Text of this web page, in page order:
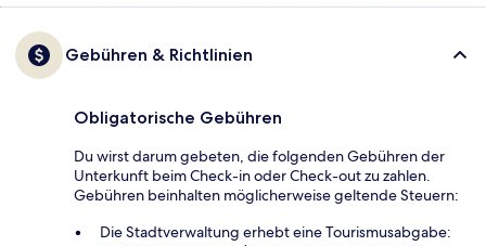
Gebühren & Richtlinien
Obligatorische Gebühren
Du wirst darum gebeten, die folgenden Gebühren der
Unterkunft beim Check-in oder Check-out zu zahlen.
Gebühren beinhalten möglicherweise geltende Steuern:
Die Stadtverwaltung erhebt eine Tourismusabgabe: